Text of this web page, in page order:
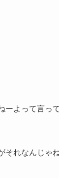
ーよって言っ
れなんじゃね